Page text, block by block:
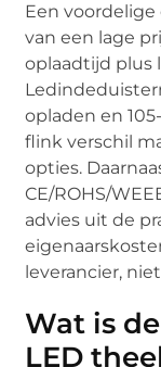
Een
van een lage
oplaadtijd plus
opladen en
flink verschil
opties.
CE/ROHS/
advies uit de
leverancier,
Wat is
LED